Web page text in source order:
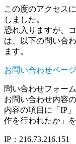
この度のアクセス
しました。
恐れ入りますが、
は、以下の問い合
ます。
お問い合わせペー
問い合わせフォー
お問い合わせ内容
内容の項目に「IP
作を行われたか」を
IP：216.73.216.151